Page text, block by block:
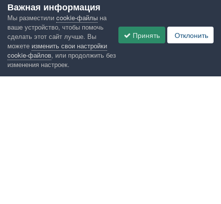
Посмотреть всё
Google рекомендует
Важная информация
Мы разместили cookie-файлы на
ваше устройство, чтобы помочь
сделать этот сайт лучше. Вы
можете изменить свои настройки
cookie-файлов, или продолжить без
изменения настроек.
Принять Отклонить